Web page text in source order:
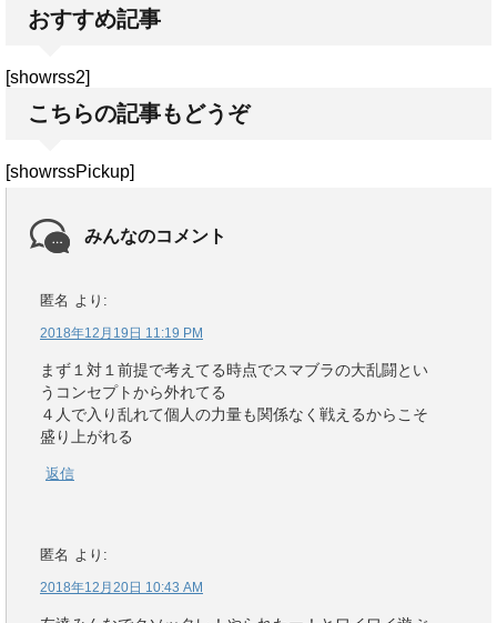
おすすめ記事
[showrss2]
こちらの記事もどうぞ
[showrssPickup]
みんなのコメント
匿名 より:
2018年12月19日 11:19 PM
まず１対１前提で考えてる時点でスマブラの大乱闘とい
うコンセプトから外れてる
４人で入り乱れて個人の力量も関係なく戦えるからこそ
盛り上がれる
返信
匿名 より:
2018年12月20日 10:43 AM